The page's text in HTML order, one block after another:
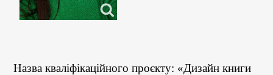
Назва кваліфікаційного проєкту: «Дизайн книги